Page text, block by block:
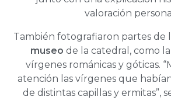
valoración
También fotografiaron partes de
museo de la catedral, como
vírgenes románicas y góticas.
atención las vírgenes que
de distintas capillas y ermitas”,